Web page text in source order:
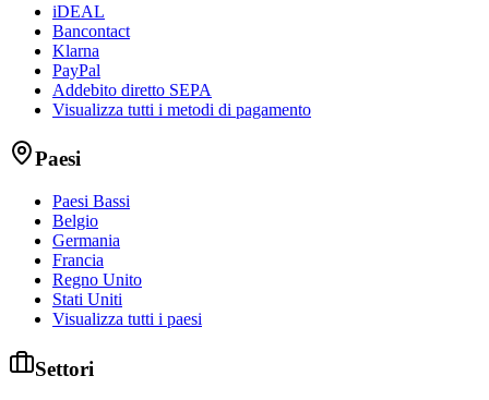
iDEAL
Bancontact
Klarna
PayPal
Addebito diretto SEPA
Visualizza tutti i metodi di pagamento
Paesi
Paesi Bassi
Belgio
Germania
Francia
Regno Unito
Stati Uniti
Visualizza tutti i paesi
Settori